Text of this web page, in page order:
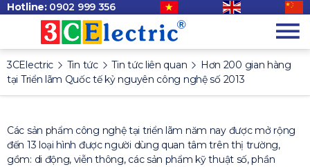
Hotline: 0902 999 356
3CElectric Tin tức Tin tức liên quan
Hơn 200 gian hàng
tại Triển lãm Quốc tế kỷ nguyên công nghệ số 2013
Các sản phẩm công nghệ tại triển lãm năm nay được mở rộng
đến 13 loại hình được người dùng quan tâm trên thị trường,
gồm: di động, viễn thông, các sản phẩm kỹ thuật số, phần